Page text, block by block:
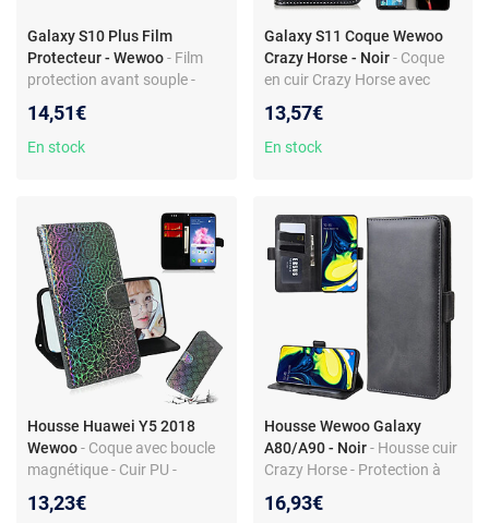
Galaxy S10 Plus Film
Protecteur - Wewoo- Film
protection avant souple -
Galaxy S10 Plus
14,51€
En stock
Galaxy S11 Coque Wewoo
Crazy Horse - Noir - Coque
en cuir Crazy Horse avec
S11 - Couleur noire
13,57€
En stock
Housse Huawei Y5 2018
Wewoo- Coque avec boucle
magnétique - Cuir PU -
cartes - Argent
13,23€
Housse Wewoo Galaxy
A80/A90 - Noir - Housse cuir
Crazy Horse - Protection à
carte portefeuille
16,93€